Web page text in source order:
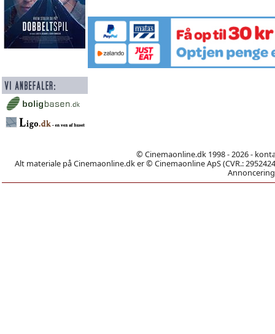
© Cinemaonline.dk 1998 - 2026 -
Alt materiale på Cinemaonline.dk er © Cinemaonline ApS (CVR.: